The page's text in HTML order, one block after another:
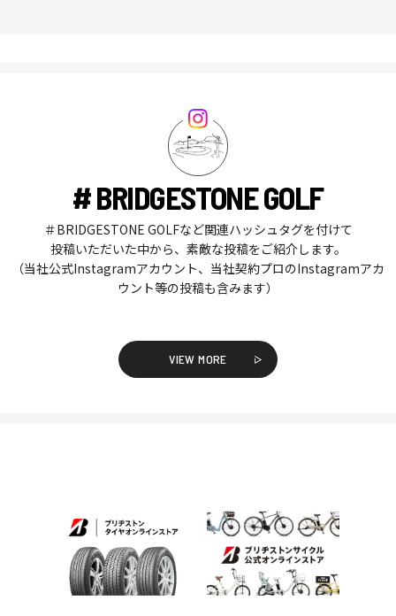
# BRIDGESTONE GOLF
＃BRIDGESTONE GOLFなど関連ハッシュタグを付けて
投稿いただいた中から、素敵な投稿をご紹介します。
（当社公式Instagramアカウント、当社契約プロのInstagramアカ
ウント等の投稿も含みます）
VIEW MORE